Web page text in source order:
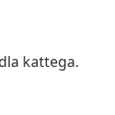
kattega.